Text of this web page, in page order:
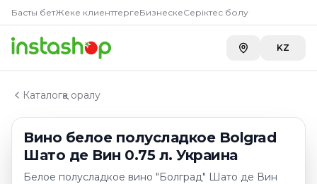
Басты бетЖеке клиенттергеБизнескеСеріктес болу
KZ
Каталогқа оралу
Вино белое полусладкое Bolgrad
Шато де Вин 0.75 л. Украина
Белое полусладкое вино "Болград" Шато де Вин
Главная
Каталог
Белые вина украины
Вино белое полусладкое Bolgrad Шато де Вин 0.75
КупитьВино белое